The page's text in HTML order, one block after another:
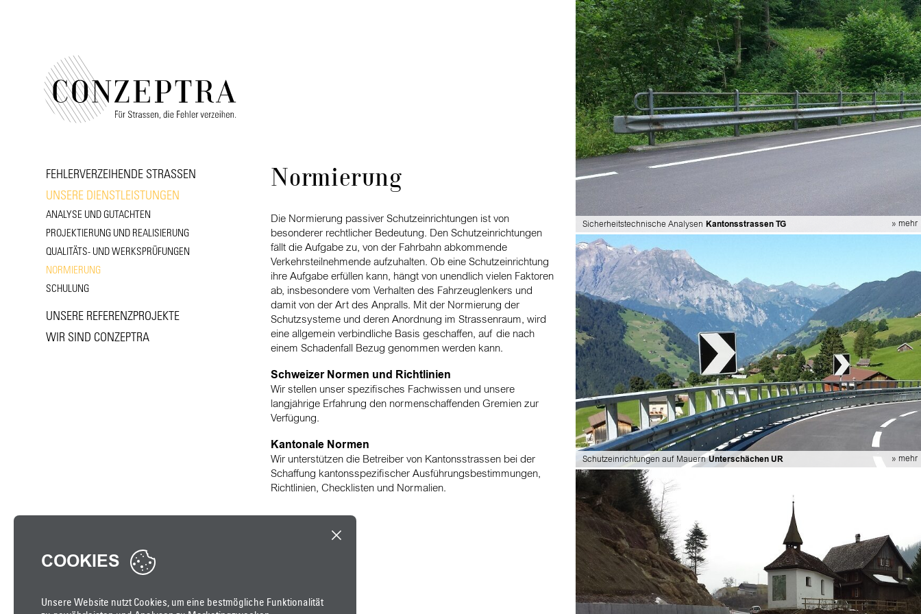
FEHLERVERZEIHENDE STRASSEN
UNSERE DIENSTLEISTUNGEN
ANALYSE UND GUTACHTEN
PROJEKTIERUNG UND REALISIERUNG
QUALITÄTS- UND WERKSPRÜFUNGEN
NORMIERUNG
SCHULUNG
UNSERE REFERENZPROJEKTE
WIR SIND CONZEPTRA
Normierung
Die Normierung passiver Schutzeinrichtungen ist von
besonderer rechtlicher Bedeutung. Den Schutzeinrichtungen
fällt die Aufgabe zu, von der Fahrbahn abkommende
Verkehrsteilnehmende aufzuhalten. Ob eine Schutzeinrichtung
ihre Aufgabe erfüllen kann, hängt von unendlich vielen Faktoren
ab, insbesondere vom Verhalten des Fahrzeuglenkers und
damit von der Art des Anpralls. Mit der Normierung der
Schutzsysteme und deren Anordnung im Strassenraum, wird
eine allgemein verbindliche Basis geschaffen, auf die nach
einem Schadenfall Bezug genommen werden kann.
Schweizer Normen und Richtlinien
Wir stellen unser spezifisches Fachwissen und unsere
langjährige Erfahrung den normenschaffenden Gremien zur
Verfügung.
Kantonale Normen
Wir unterstützen die Betreiber von Kantonsstrassen bei der
Schaffung kantonsspezifischer Ausführungsbestimmungen,
Richtlinien, Checklisten und Normalien.
Sicherheitstechnische Analysen Kantonsstrassen TG » mehr
Schutzeinrichtungen auf Mauern Unterschächen UR » mehr
COOKIES
Unsere Website nutzt Cookies, um eine bestmögliche Funktionalität